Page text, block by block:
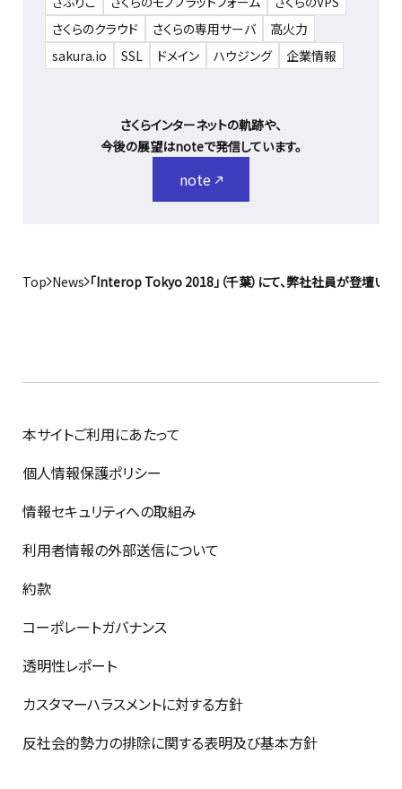
さくらのクラウド
さくらの専用サーバ
高火力
sakura.io
SSL ドメイン ハウジング 企業情報
さくらインターネットの軌跡や、
今後の展望はnoteで発信しています。
note
Top News 「Interop Tokyo 2018」（千葉）にて、弊社社員が登壇いた
本サイトご利用にあたって
個人情報保護ポリシー
情報セキュリティへの取組み
利用者情報の外部送信について
約款
コーポレートガバナンス
透明性レポート
カスタマーハラスメントに対する方針
反社会的勢力の排除に関する表明及び基本方針